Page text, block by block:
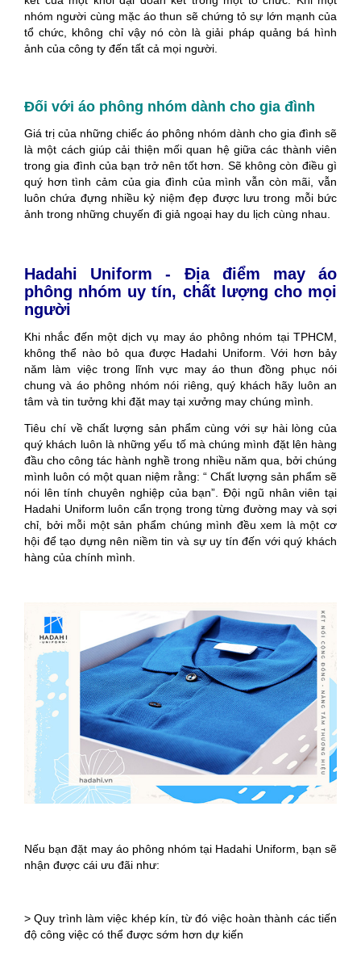
nhóm người cùng mặc áo thun sẽ chứng tỏ sự lớn mạnh của
tổ chức, không chỉ vậy nó còn là giải pháp quảng bá hình
ảnh của công ty đến tất cả mọi người.
Đối với áo phông nhóm dành cho gia đình
Giá trị của những chiếc áo phông nhóm dành cho gia đình sẽ
là một cách giúp cải thiện mối quan hệ giữa các thành viên
trong gia đình của bạn trở nên tốt hơn. Sẽ không còn điều gì
quý hơn tình cảm của gia đình của mình vẫn còn mãi, vẫn
luôn chứa đựng nhiều kỷ niệm đẹp được lưu trong mỗi bức
ảnh trong những chuyến đi giả ngoại hay du lịch cùng nhau.
Hadahi Uniform - Địa điểm may áo
phông nhóm uy tín, chất lượng cho mọi
người
Khi nhắc đến một dịch vụ may áo phông nhóm tại TPHCM,
không thể nào bỏ qua được Hadahi Uniform. Với hơn bảy
năm làm việc trong lĩnh vực may áo thun đồng phục nói
chung và áo phông nhóm nói riêng, quý khách hãy luôn an
tâm và tin tưởng khi đặt may tại xưởng may chúng mình.
Tiêu chí về chất lượng sản phẩm cùng với sự hài lòng của
quý khách luôn là những yếu tố mà chúng mình đặt lên hàng
đầu cho công tác hành nghề trong nhiều năm qua, bởi chúng
mình luôn có một quan niệm rằng: “ Chất lượng sản phẩm sẽ
nói lên tính chuyên nghiệp của bạn”. Đội ngũ nhân viên tại
Hadahi Uniform luôn cẩn trọng trong từng đường may và sợi
chỉ, bởi mỗi một sản phẩm chúng mình đều xem là một cơ
hội để tạo dựng nên niềm tin và sự uy tín đến với quý khách
hàng của chính mình.
Nếu bạn đặt may áo phông nhóm tại Hadahi Uniform, bạn sẽ
nhận được cái ưu đãi như:
> Quy trình làm việc khép kín, từ đó việc hoàn thành các tiến
độ công việc có thể được sớm hơn dự kiến